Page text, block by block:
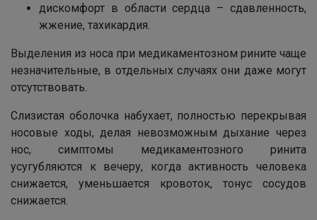
дискомфорт в области сердца – сдавленность,
жжение, тахикардия.
Выделения из носа при медикаментозном рините чаще
незначительные, в отдельных случаях они даже могут
отсутствовать.
Слизистая оболочка набухает, полностью перекрывая
носовые ходы, делая невозможным дыхание через
нос, симптомы медикаментозного ринита
усугубляются к вечеру, когда активность человека
снижается, уменьшается кровоток, тонус сосудов
снижается.